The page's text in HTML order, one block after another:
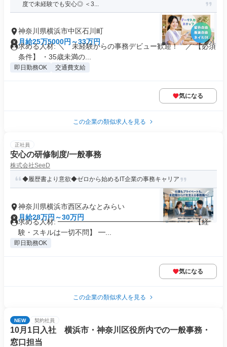
度で未経験でも安心◎ ＜3...
神奈川県横浜市中区石川町
月給25万5000円～33万円
求める人材: ＼ 未経験からの事務デビュー歓迎！ ／ 【必須
条件】 ・35歳未満の...
即日勤務OK 交通費支給
気になる
この企業の類似求人を見る
正社員
安心の研修制度/一般事務
株式会社SeeD
◆履歴書より意欲◆ゼロから始めるIT企業の事務キャリア
神奈川県横浜市西区みなとみらい
月給28万円～30万円
求める人材: ━━━━━━━━━━━━━━━━━━━ 【経
験・スキルは一切不問】 ━...
即日勤務OK
気になる
この企業の類似求人を見る
NEW 契約社員
10月1日入社 横浜市・神奈川区役所内での一般事務・
窓口担当